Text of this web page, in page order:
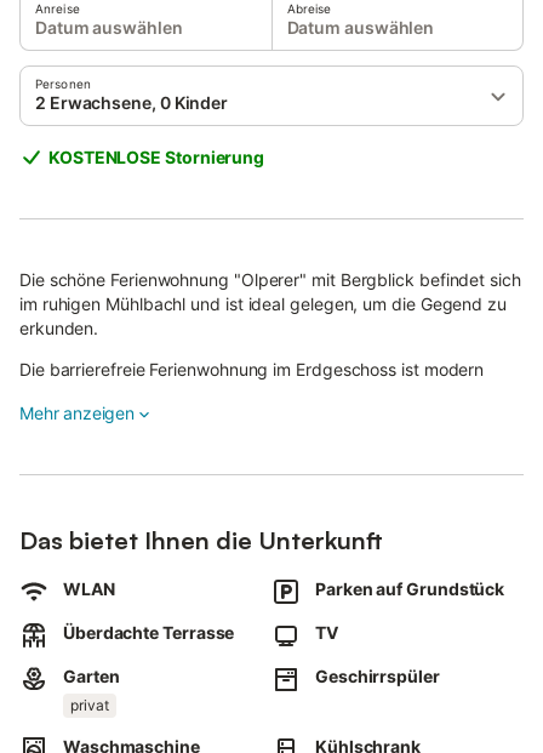
Anreise
Datum auswählen
Abreise
Datum auswählen
Personen
2 Erwachsene, 0 Kinder
KOSTENLOSE Stornierung
Die schöne Ferienwohnung "Olperer" mit Bergblick befindet sich
im ruhigen Mühlbachl und ist ideal gelegen, um die Gegend zu
erkunden.
Die barrierefreie Ferienwohnung im Erdgeschoss ist modern
Schlafcouch für 2 Personen, einer gut ausgestatteten Küche mit
eine Waschmaschine und ein Trockner sowie ein Babybett, ein
Kinderbett und ein Hochstuhl.
Die Ferienwohnung verfügt außerdem über einen gemeinsamen
Garten mit dem Haus und eine private, möblierte und
überdachte Terrasse mit Grill.
Außerdem stehen im Gemeinschaftsraum eine Tischtennisplatte,
ein Billardtisch, ein Tischfußball und eine Dartscheibe zu Ihrer
Unterhaltung bereit.
Mehr anzeigen
Das bietet Ihnen die Unterkunft
WLAN Parken auf Grundstück
Überdachte Terrasse TV
Garten
privat
Geschirrspüler
Waschmaschine Kühlschrank